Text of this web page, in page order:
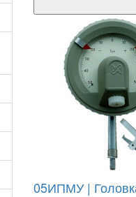
05ИПМУ |